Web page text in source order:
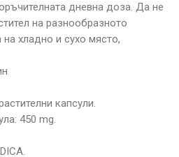
дневна доза. Да не
на разнообразното
хладно и сухо място,
капсули.
450 mg.